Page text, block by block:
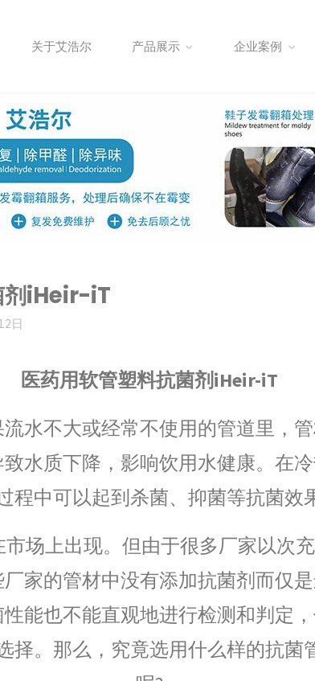
关于艾浩尔 产品展示 企业案例
剂iHeir-iT
日
医药用软管塑料抗菌剂iHeir-iT
水不大或经常不使用的管道里，
水质下降，影响饮用水健康。在
程中可以起到杀菌、抑菌等抗菌效
市场上出现。但由于很多厂家以次
家的管材中没有添加抗菌剂而仅
能也不能直观地进行检测和判定
择。那么，究竟选用什么样的抗菌